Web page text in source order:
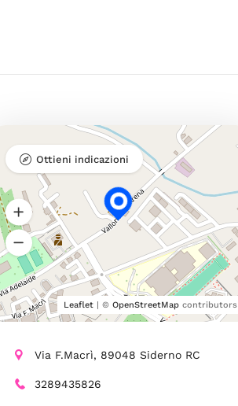
Leaflet| © OpenStreetMapcontributors
Ottieni indicazioni
Via F.Macrì, 89048 Siderno RC
3289435826